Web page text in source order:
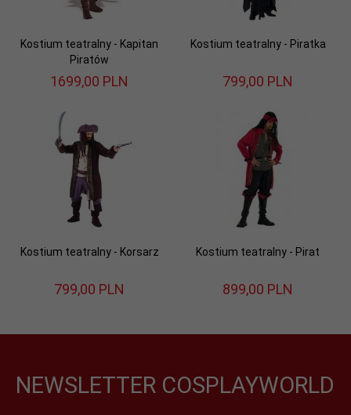
Kostium teatralny - Kapitan
Piratów
1699,00 PLN
Kostium teatralny - Piratka
799,00 PLN
Kostium teatralny - Korsarz
799,00 PLN
Kostium teatralny - Pirat
899,00 PLN
NEWSLETTER COSPLAYWORLD